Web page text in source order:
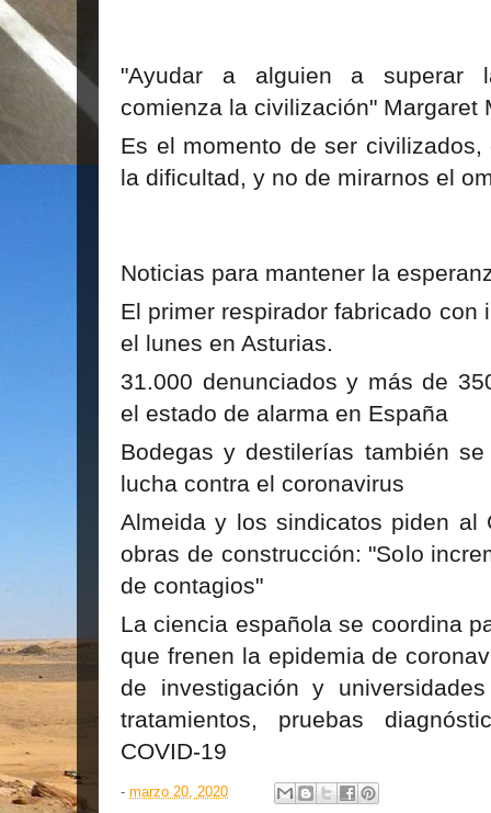
"Ayudar a alguien a superar
comienza la civilización" Margaret
Es el momento de ser
la dificultad, y no de mirarnos el
Noticias para mantener la
El primer respirador fabricado con
el lunes en Asturias.
31.000 denunciados y más de
el estado de alarma en España
Bodegas y destilerías también
lucha contra el coronavirus
Almeida y los sindicatos piden al
obras de construcción: "Solo
de contagios"
La ciencia española se coordina
que frenen la epidemia de
de investigación y
tratamientos, pruebas
COVID-19
- marzo 20, 2020